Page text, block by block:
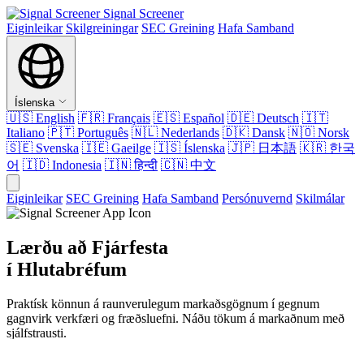
Signal Screener
Eiginleikar Skilgreiningar SEC Greining Hafa Samband
Íslenska
🇺🇸 English 🇫🇷 Français 🇪🇸 Español 🇩🇪 Deutsch 🇮🇹
Italiano 🇵🇹 Português 🇳🇱 Nederlands 🇩🇰 Dansk 🇳🇴 Norsk
🇸🇪 Svenska 🇮🇪 Gaeilge 🇮🇸 Íslenska 🇯🇵 日本語 🇰🇷 한국
어 🇮🇩 Indonesia 🇮🇳हिन्दी 🇨🇳 中文
Eiginleikar SEC Greining Hafa Samband Persónuvernd Skilmálar
Lærðu að Fjárfesta
í Hlutabréfum
Praktísk könnun á raunverulegum markaðsgögnum í gegnum
gagnvirk verkfæri og fræðsluefni. Náðu tökum á markaðnum með
sjálfstrausti.